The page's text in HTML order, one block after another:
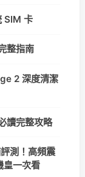
SIM 卡
整指南
2 深度清潔
讀完整攻略
測！高頻震
一次看